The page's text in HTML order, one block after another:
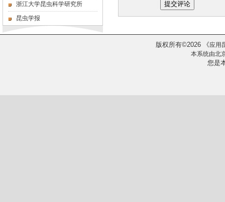
浙江大学昆虫科学研究所
昆虫学报
版权所有©2026 《应用
本系统由北
您是